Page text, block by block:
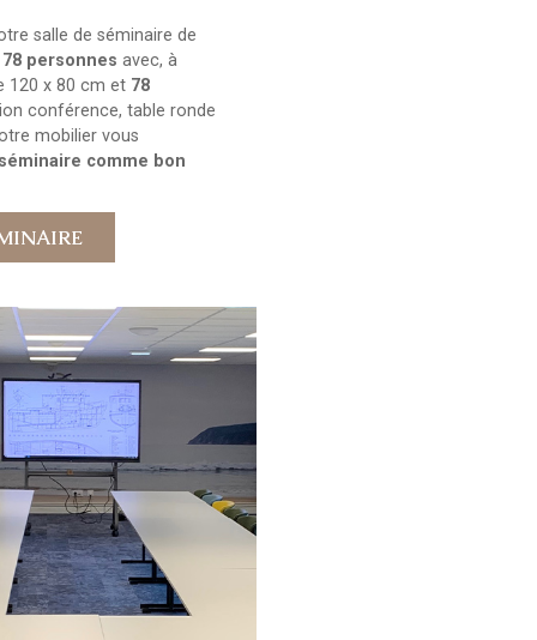
salle de séminaire de
78 personnes avec, à
120 x 80 cm et 78
conférence, table ronde
mobilier vous
comme bon